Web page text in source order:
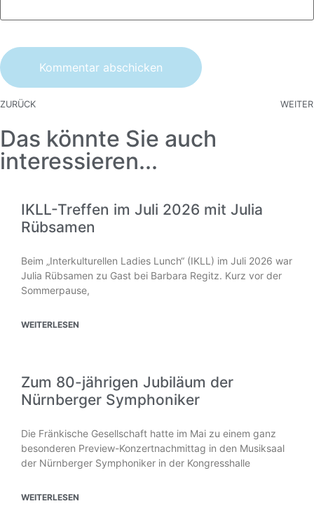
ZURÜCK WEITER
Das könnte Sie auch
interessieren...
IKLL-Treffen im Juli 2026 mit Julia
Rübsamen
Beim „Interkulturellen Ladies Lunch“ (IKLL) im Juli 2026 war
Julia Rübsamen zu Gast bei Barbara Regitz. Kurz vor der
Sommerpause,
WEITERLESEN
Zum 80-jährigen Jubiläum der
Nürnberger Symphoniker
Die Fränkische Gesellschaft hatte im Mai zu einem ganz
besonderen Preview-Konzertnachmittag in den Musiksaal
der Nürnberger Symphoniker in der Kongresshalle
WEITERLESEN